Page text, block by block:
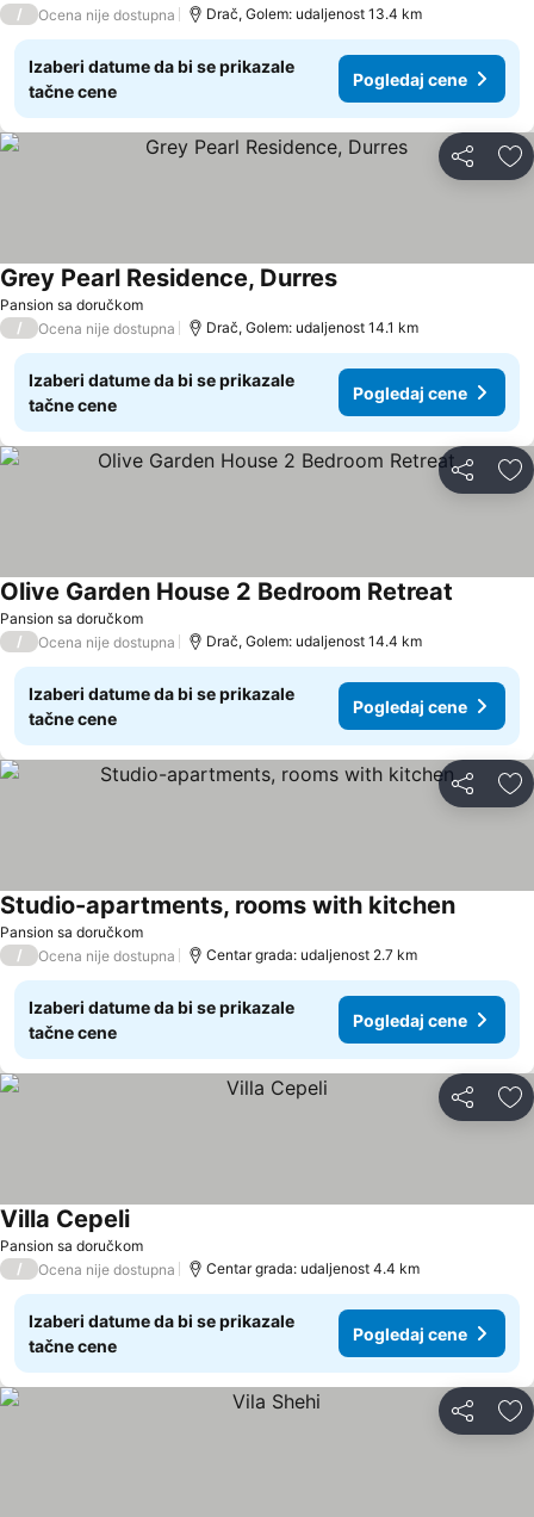
/ Ocena nije dostupna Drač, Golem: udaljenost 13.4 km
Izaberi datume da bi se prikazale
tačne cene
Pogledaj cene
Deli
Pansion sa doručkom
Grey Pearl Residence, Durres
/ Ocena nije dostupna Drač, Golem: udaljenost 14.1 km
Izaberi datume da bi se prikazale
tačne cene
Pogledaj cene
Deli
Pansion sa doručkom
Olive Garden House 2 Bedroom Retreat
/ Ocena nije dostupna Drač, Golem: udaljenost 14.4 km
Izaberi datume da bi se prikazale
tačne cene
Pogledaj cene
Deli
Pansion sa doručkom
Studio-apartments, rooms with kitchen
/ Ocena nije dostupna Centar grada: udaljenost 2.7 km
Izaberi datume da bi se prikazale
tačne cene
Pogledaj cene
Deli
Pansion sa doručkom
Villa Cepeli
/ Ocena nije dostupna Centar grada: udaljenost 4.4 km
Izaberi datume da bi se prikazale
tačne cene
Pogledaj cene
Deli